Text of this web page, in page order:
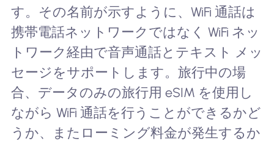
す。その名前が示すように、WiFi 通話は
携帯電話ネットワークではなく WiFi ネッ
トワーク経由で音声通話とテキスト メッ
セージをサポートします。旅行中の場
合、データのみの旅行用 eSIM を使用し
ながら WiFi 通話を行うことができるかど
うか、またローミング料金が発生するか